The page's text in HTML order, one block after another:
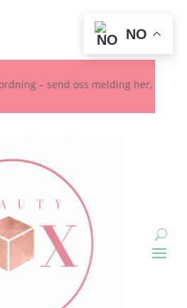
– send oss melding her, på
NO